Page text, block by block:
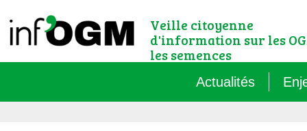
Veille citoyenne
d'information sur les
les semences
Actualités